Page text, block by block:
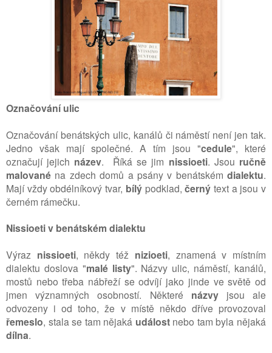
Označování ulic
Označování benátských ulic, kanálů či náměstí není jen tak.
Jedno však mají společné. A tím jsou "cedule", které
označují jejich název. Říká se jim nissioeti. Jsou ručně
malované na zdech domů a psány v benátském dialektu.
Mají vždy obdélníkový tvar, bílýpodklad,černý text a jsou v
černém rámečku.
Nissioeti v benátském dialektu
Výraz nissioeti, někdy též nizioeti, znamená v místním
dialektu doslova "malé listy". Názvy ulic, náměstí, kanálů,
mostů nebo třeba nábřeží se odvíjí jako jinde ve světě od
jmen významných osobností. Některé názvyjsou ale
odvozeny i od toho, že v místě někdo dříve provozoval
řemeslo, stala se tam nějaká událostnebo tam byla nějaká
dílna.